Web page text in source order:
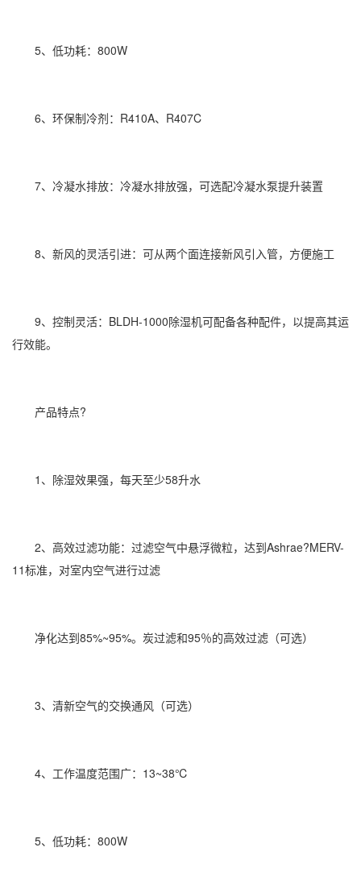
5、低功耗：800W
6、环保制冷剂：R410A、R407C
7、冷凝水排放：冷凝水排放强，可选配冷凝水泵提升装置
8、新风的灵活引进：可从两个面连接新风引入管，方便施工
9、控制灵活：BLDH-1000除湿机可配备各种配件，以提高其运
行效能。
产品特点?
1、除湿效果强，每天至少58升水
2、高效过滤功能：过滤空气中悬浮微粒，达到Ashrae?MERV-
11标准，对室内空气进行过滤
净化达到85%~95%。炭过滤和95％的高效过滤（可选）
3、清新空气的交换通风（可选）
4、工作温度范围广：13~38℃
5、低功耗：800W